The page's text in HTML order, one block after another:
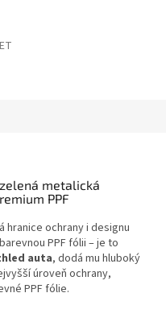
metalická
PPF
hranice ochrany i designu
PPF fólii – je to
auta, dodá mu hluboký
úroveň ochrany,
PPF fólie.